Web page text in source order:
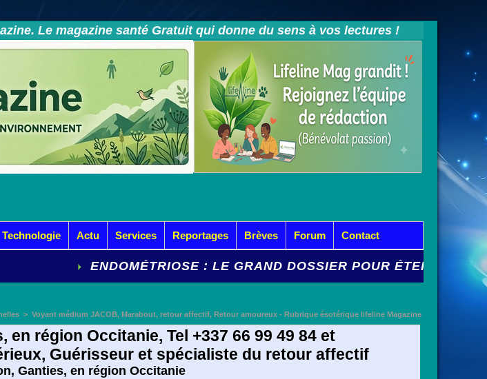
Le magazine santé Gratuit qui donne du sens à vos lectures !
Technologie Actu Services Reportages Brèves Forum Contact
ENDOMÉTRIOSE : LE GRAND DOSSIER POUR ÉTEINDRE L'INCENDIE
> Voyant médium JACOB, Marabout, retour affectif, Retour amoureux - Rubrique ésotérique lifeline Magazine
région Occitanie, Tel +337 66 99 49 84 et
Guérisseur et spécialiste du retour affectif
Ganties, en région Occitanie